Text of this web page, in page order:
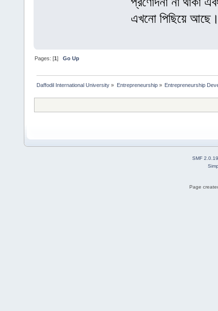
এখনো পিছিয়ে
Pages: [1]Go Up
Daffodil International University » Entrepreneurship» Entrepreneurship
SMF 2.0.19
Page